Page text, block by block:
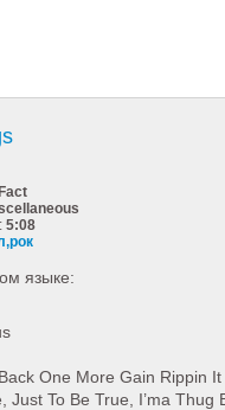
Fact
5:08
языке:
One More Gain Rippin It
Just To Be True, I’ma Thug